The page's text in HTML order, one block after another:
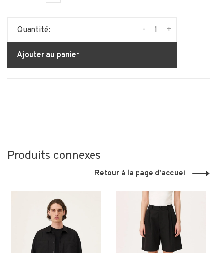
Quantité: +
-
Ajouter au panier
Produits connexes
Retour à la page d'accueil